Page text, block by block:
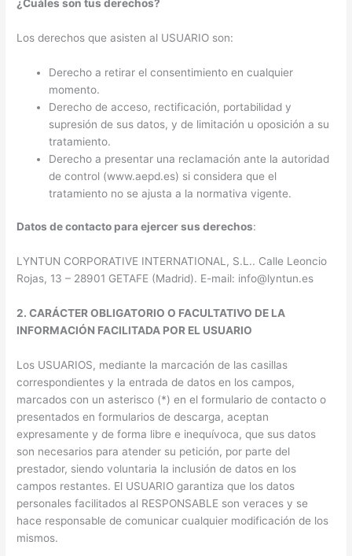
¿Cuáles son tus derechos?
Los derechos que asisten al USUARIO son:
Derecho a retirar el consentimiento en cualquier
momento.
Derecho de acceso, rectificación, portabilidad y
supresión de sus datos, y de limitación u oposición a su
tratamiento.
Derecho a presentar una reclamación ante la autoridad
de control (www.aepd.es) si considera que el
tratamiento no se ajusta a la normativa vigente.
Datos de contacto para ejercer sus derechos:
LYNTUN CORPORATIVE INTERNATIONAL, S.L.. Calle Leoncio
Rojas, 13 – 28901 GETAFE (Madrid). E-mail: info@lyntun.es
2. CARÁCTER OBLIGATORIO O FACULTATIVO DE LA
INFORMACIÓN FACILITADA POR EL USUARIO
Los USUARIOS, mediante la marcación de las casillas
correspondientes y la entrada de datos en los campos,
marcados con un asterisco (*) en el formulario de contacto o
presentados en formularios de descarga, aceptan
expresamente y de forma libre e inequívoca, que sus datos
son necesarios para atender su petición, por parte del
prestador, siendo voluntaria la inclusión de datos en los
campos restantes. El USUARIO garantiza que los datos
personales facilitados al RESPONSABLE son veraces y se
hace responsable de comunicar cualquier modificación de los
mismos.